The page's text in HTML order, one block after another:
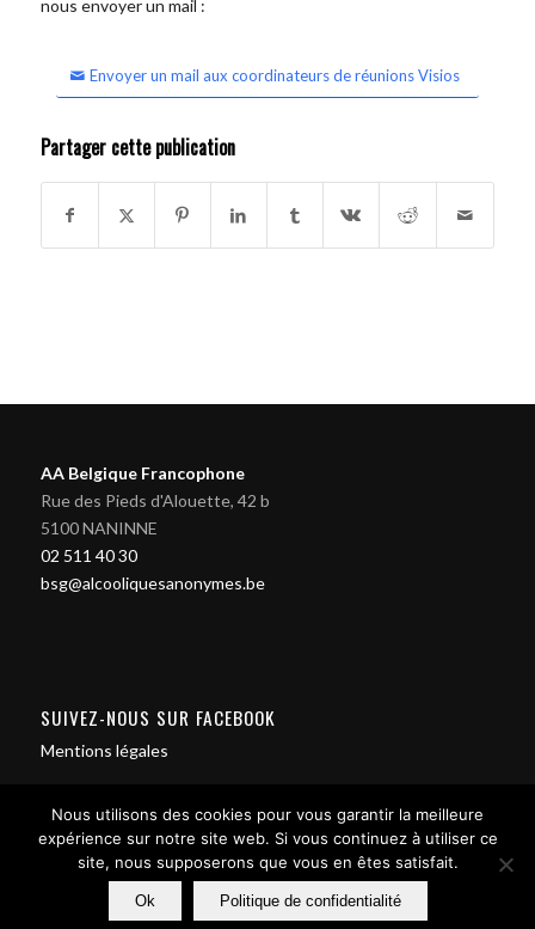
nous envoyer un mail :
Envoyer un mail aux coordinateurs de réunions Visios
Partager cette publication
AA Belgique Francophone
Rue des Pieds d'Alouette, 42 b
5100 NANINNE
02 511 40 30
bsg@alcooliquesanonymes.be
SUIVEZ-NOUS SUR FACEBOOK
Mentions légales
Nous utilisons des cookies pour vous garantir la meilleure
expérience sur notre site web. Si vous continuez à utiliser ce
site, nous supposerons que vous en êtes satisfait.
Ok Politique de confidentialité
Contact us